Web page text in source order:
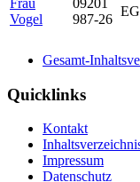
Vogel
987-26
Gesamt-
Quicklinks
Kontakt
Impressum
Datenschutz